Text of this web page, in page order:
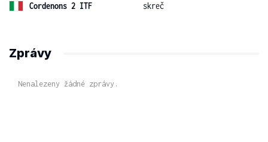
Cordenons 2 ITF
skreč
Zprávy
Nenalezeny žádné zprávy.